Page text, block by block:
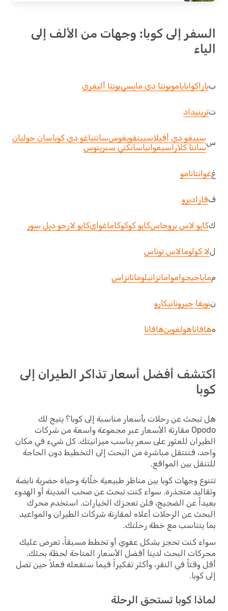
السفر إلى كوبا: وجهات من الألف إلى
الياء
بباراكواباياموبونتا دي مايسيبونتا أليغري
تترينيداد
سسييغو دي أفيلاسيينفويغوسسانتياغو دي كوباسان جوليان
سانتا كلاراسيغوانياسانكتي سبريتوس
غغوانتانامو
ففاراديرو
ككايو لاس بروجاسكايو كوكوكاماغوايكايو لارجو ديل سور
للا كولومالاس توناس
مماياجيجواموامانزانيلوماتانزاس
ننويفا جيرونانيكارو
ههافاناهولغوينهافانا
اكتشف أفضل أسعار تذاكر الطيران إلى
كوبا
هل تبحث عن رحلات بأسعار مناسبة إلى كوبا؟ يتيح لك
Opodo مقارنة الأسعار عبر مجموعة واسعة من شركات
الطيران للعثور على سعر يناسب ميزانيتك. كل شيء في مكان
واحد، فتنتقل مباشرة من البحث إلى التخطيط دون الحاجة
للتنقل بين المواقع.
تتنوع وجهات كوبا بين مناظر طبيعية خلّابة وحياة حضرية نابضة
وتقاليد متجذرة. سواء كنت تبحث عن صخب المدينة أو الهدوء
بعيداً عن الضجيج، فلن تعجزك الخيارات. استخدم محرك
البحث عن الرحلات أعلاه لمقارنة شركات الطيران والمواعيد
بما يتناسب مع خطة رحلتك.
سواء كنت تحجز بشكل عفوي أو تخطط مسبقاً، تعرض عليك
محركات البحث لدينا أفضل الأسعار المتاحة لحظة بحثك.
أقل وقتاً في النقر، وأكثر تفكيراً فيما ستفعله فعلاً حين تصل
إلى كوبا.
لماذا كوبا تستحق الرحلة